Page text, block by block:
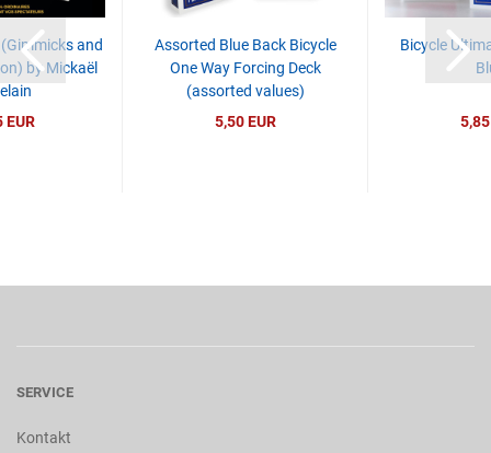
and
by Mickaël
EUR
Assorted Blue Back Bicycle
One Way Forcing Deck
(assorted values)
5,50 EUR
Bicycle
5,85
SERVICE
Kontakt